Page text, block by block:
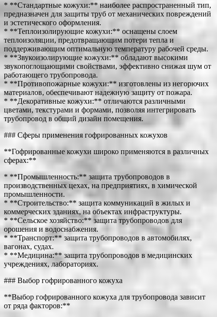
* **Стандартные кожухи:** наиболее распространенный тип,
предназначен для защиты труб от механических повреждений
и эстетического оформления.
* **Теплоизолирующие кожухи:** оснащены слоем
теплоизоляции, предотвращающим потери тепла и
поддерживающим оптимальную температуру рабочей среды.
* **Звукоизолирующие кожухи:** обладают высокими
звукопоглощающими свойствами, эффективно снижая шум от
работающего трубопровода.
* **Противопожарные кожухи:** изготовлены из негорючих
материалов, обеспечивают надежную защиту от пожара.
* **Декоративные кожухи:** отличаются различными
цветами, текстурами и формами, позволяя интегрировать
трубопровод в общий дизайн помещения.
### Сферы применения гофрированных кожухов
**Гофрированные кожухи широко применяются в различных
сферах:**
* **Промышленность:** защита трубопроводов в
производственных цехах, на предприятиях, в химической
промышленности.
* **Строительство:** защита коммуникаций в жилых и
коммерческих зданиях, на объектах инфраструктуры.
* **Сельское хозяйство:** защита трубопроводов для
орошения и водоснабжения.
* **Транспорт:** защита трубопроводов в автомобилях,
вагонах, судах.
* **Медицина:** защита трубопроводов в медицинских
учреждениях, лабораториях.
### Выбор гофрированного кожуха
**Выбор гофрированного кожуха для трубопровода зависит
от ряда факторов:**